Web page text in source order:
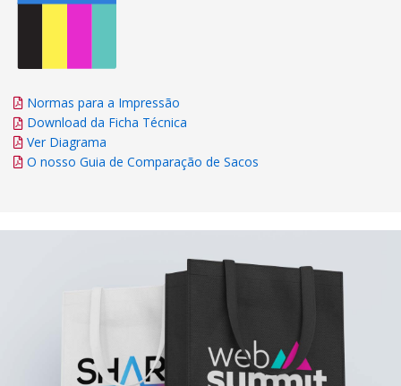
Normas para a Impressão
Download da Ficha Técnica
Ver Diagrama
O nosso Guia de Comparação de Sacos